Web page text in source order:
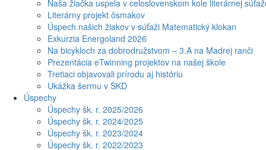
Naša žiačka uspela v celoslovenskom kole literárnej
Literárny projekt ôsmakov
Úspech našich žiakov v súťaži Matematický klokan
Exkurzia Energoland 2026
Na bicykloch za dobrodružstvom – 3.A na Madrej ranči
Prezentácia eTwinning projektov na našej škole
Tretiaci objavovali prírodu aj históriu
Ukážka šermu v ŠKD
Úspechy
Úspechy šk. r. 2025/2026
Úspechy šk. r. 2024/2025
Úspechy šk. r. 2023/2024
Úspechy šk. r. 2022/2023